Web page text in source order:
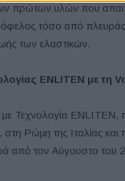
πρώτων υλών που
όφελος τόσο από
των ελαστικών.
ENLITEN με τη
Τεχνολογία
Ρώμη της Ιταλίας και
από τον Αύγουστο του